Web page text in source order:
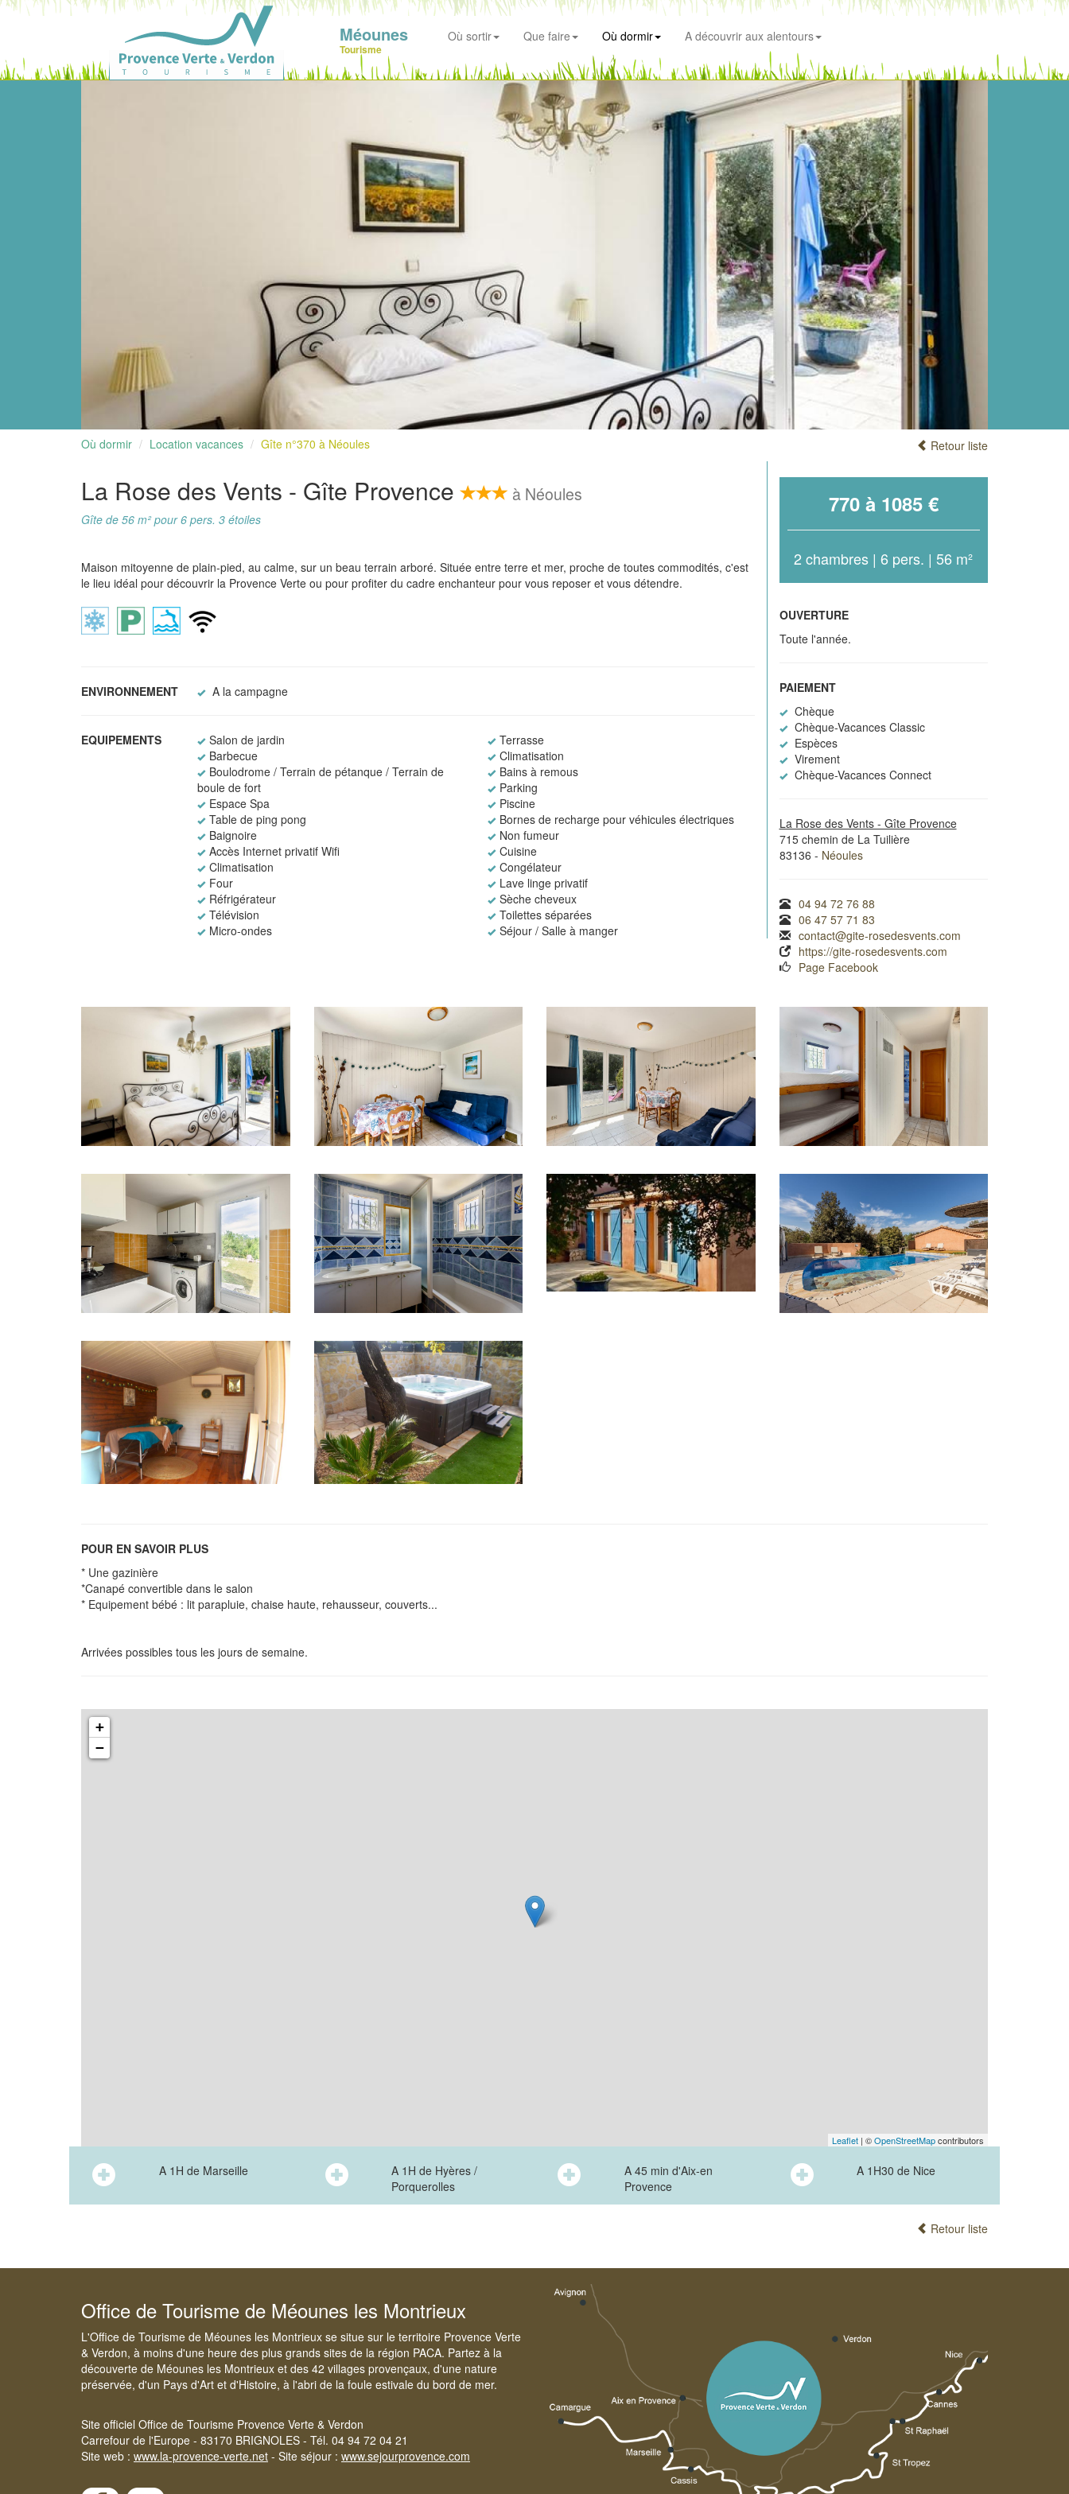
Méounes
Tourisme
Où sortir Que faire Où dormir A découvrir aux alentours
Où dormir Location vacances Gîte n°370 à Néoules Retour liste
La Rose des Vents - Gîte Provence à Néoules
Gîte de 56 m² pour 6 pers. 3 étoiles
Maison mitoyenne de plain-pied, au calme, sur un beau terrain arboré. Située entre terre et mer, proche de toutes commodités, c'est
le lieu idéal pour découvrir la Provence Verte ou pour profiter du cadre enchanteur pour vous reposer et vous détendre.
ENVIRONNEMENT A la campagne
EQUIPEMENTS Salon de jardin
Terrasse
Barbecue
Climatisation
Boulodrome / Terrain de pétanque / Terrain de
boule de fort
Bains à remous
Parking
Espace Spa
Piscine
Table de ping pong
Bornes de recharge pour véhicules électriques
Baignoire
Non fumeur
Accès Internet privatif Wifi
Cuisine
Climatisation
Congélateur
Four
Lave linge privatif
Réfrigérateur
Sèche cheveux
Télévision
Toilettes séparées
Micro-ondes
Séjour / Salle à manger
770 à 1085 €
2 chambres | 6 pers. | 56 m²
OUVERTURE
Toute l'année.
PAIEMENT
Chèque
Chèque-Vacances Classic
Espèces
Virement
Chèque-Vacances Connect
La Rose des Vents - Gîte Provence
715 chemin de La Tuilière
83136 - Néoules
04 94 72 76 88
06 47 57 71 83
contact@gite-rosedesvents.com
https://gite-rosedesvents.com
Page Facebook
POUR EN SAVOIR PLUS
* Une gazinière
*Canapé convertible dans le salon
* Equipement bébé : lit parapluie, chaise haute, rehausseur, couverts...
Arrivées possibles tous les jours de semaine.
+
−
Leaflet | ©OpenStreetMapcontributors
A 1H de Marseille
A 1H de Hyères /
Porquerolles
A 45 min d'Aix-en
Provence
A 1H30 de Nice
Retour liste
Office de Tourisme de Méounes les Montrieux
L'Office de Tourisme de Méounes les Montrieux se situe sur le territoire Provence Verte
& Verdon, à moins d'une heure des plus grands sites de la région PACA. Partez à la
découverte de Méounes les Montrieux et des 42 villages provençaux, d'une nature
préservée, d'un Pays d'Art et d'Histoire, à l'abri de la foule estivale du bord de mer.
Site officiel Office de Tourisme Provence Verte & Verdon
Carrefour de l'Europe - 83170 BRIGNOLES - Tél. 04 94 72 04 21
Site web : www.la-provence-verte.net - Site séjour : www.sejourprovence.com